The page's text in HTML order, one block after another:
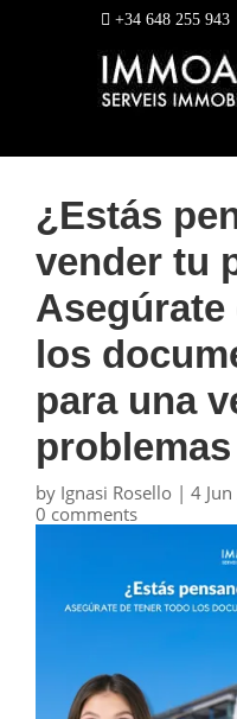
+34 648 255 943
¿Estás
vender tu
los
para una
problemas
by Ignasi Rosello | 4
0 comments